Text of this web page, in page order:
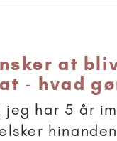
at
- hvad
har 5 år